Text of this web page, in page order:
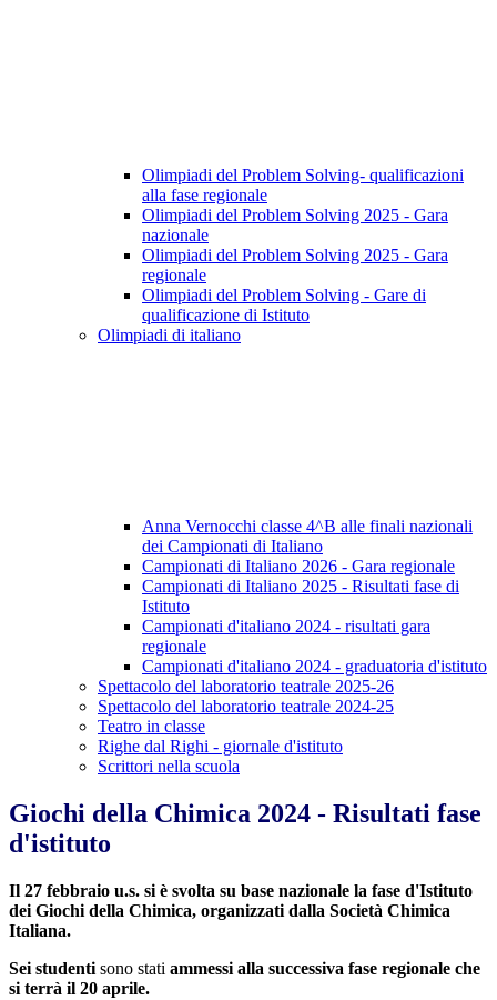
Olimpiadi del Problem Solving- qualificazioni
alla fase regionale
Olimpiadi del Problem Solving 2025 - Gara
nazionale
Olimpiadi del Problem Solving 2025 - Gara
regionale
Olimpiadi del Problem Solving - Gare di
qualificazione di Istituto
Olimpiadi di italiano
Anna Vernocchi classe 4^B alle finali nazionali
dei Campionati di Italiano
Campionati di Italiano 2026 - Gara regionale
Campionati di Italiano 2025 - Risultati fase di
Istituto
Campionati d'italiano 2024 - risultati gara
regionale
Campionati d'italiano 2024 - graduatoria d'istituto
Spettacolo del laboratorio teatrale 2025-26
Spettacolo del laboratorio teatrale 2024-25
Teatro in classe
Righe dal Righi - giornale d'istituto
Scrittori nella scuola
Giochi della Chimica 2024 - Risultati fase
d'istituto
Il 27 febbraio u.s. si è svolta su base nazionale la fase d'Istituto
dei Giochi della Chimica, organizzati dalla Società Chimica
Italiana.
Sei studenti sono stati ammessi alla successiva fase regionale che
si terrà il 20 aprile.